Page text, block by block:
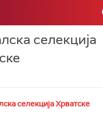
селекција
селекција Хрватске